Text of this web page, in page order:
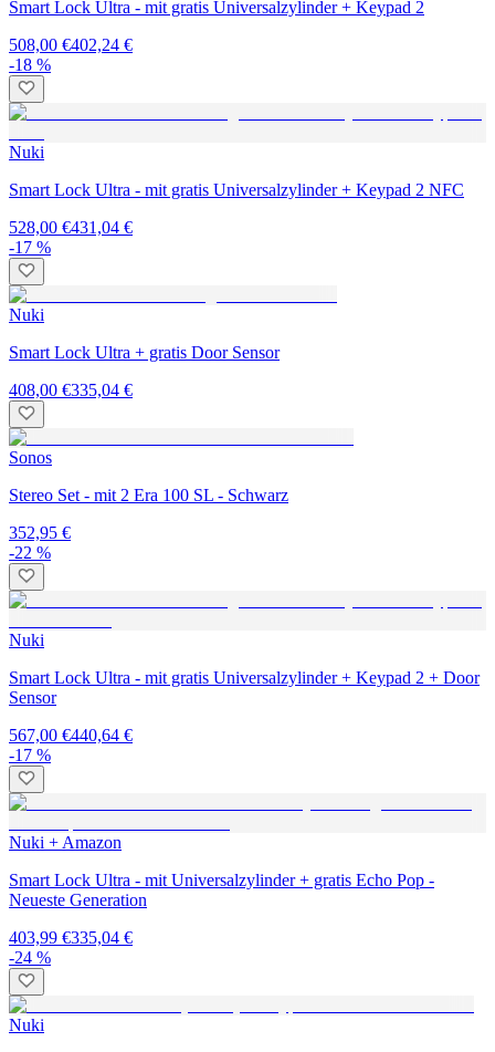
Smart Lock Ultra - mit gratis Universalzylinder + Keypad 2
508,00 €402,24 €
-18 %
Nuki
Smart Lock Ultra - mit gratis Universalzylinder + Keypad 2 NFC
528,00 €431,04 €
-17 %
Nuki
Smart Lock Ultra + gratis Door Sensor
408,00 €335,04 €
Sonos
Stereo Set - mit 2 Era 100 SL - Schwarz
352,95 €
-22 %
Nuki
Smart Lock Ultra - mit gratis Universalzylinder + Keypad 2 + Door
Sensor
567,00 €440,64 €
-17 %
Nuki + Amazon
Smart Lock Ultra - mit Universalzylinder + gratis Echo Pop -
Neueste Generation
403,99 €335,04 €
-24 %
Nuki